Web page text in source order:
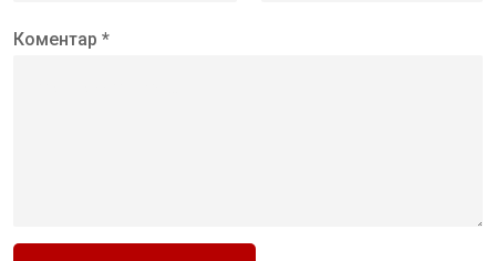
Коментар *